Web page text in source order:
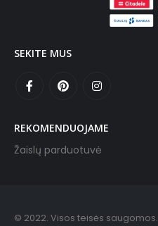
SEKITE MUS
REKOMENDUOJAME
Žaislų parduotuvė
© 2022. Visos teisės saugomos.